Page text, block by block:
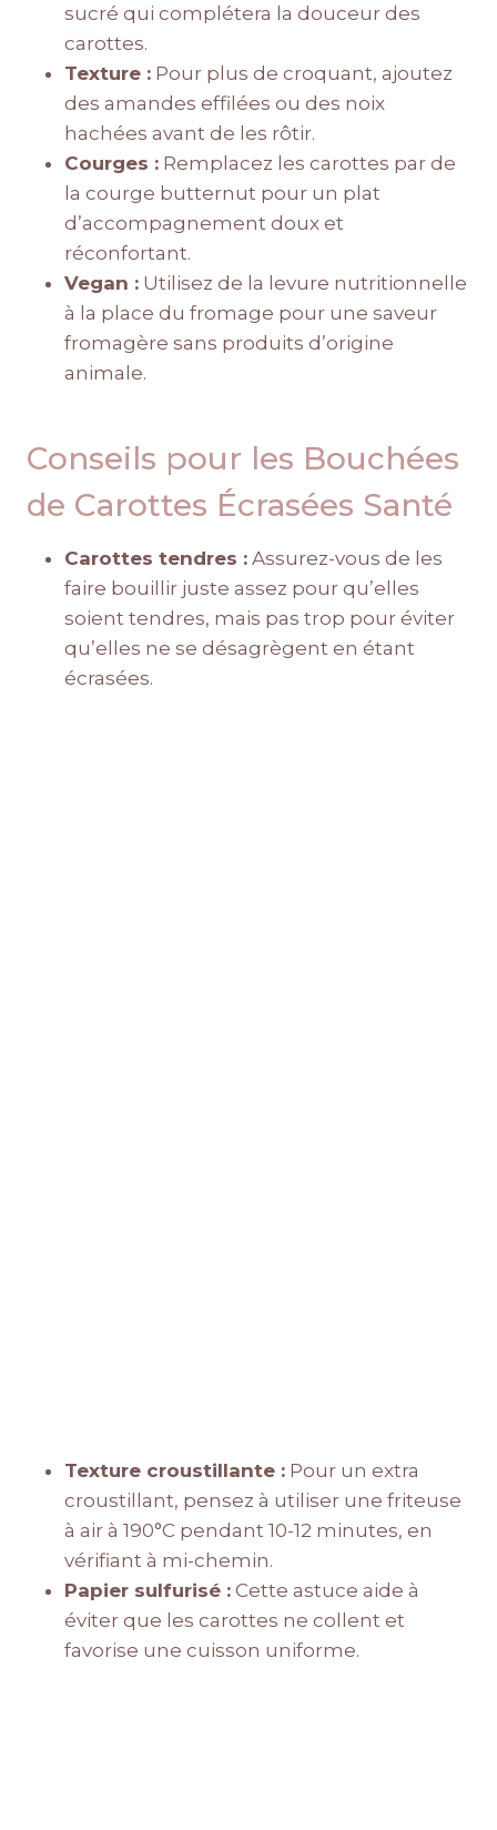
sucré qui complétera la douceur des
carottes.
Texture : Pour plus de croquant, ajoutez
des amandes effilées ou des noix
hachées avant de les rôtir.
Courges : Remplacez les carottes par de
la courge butternut pour un plat
d’accompagnement doux et
réconfortant.
Vegan : Utilisez de la levure nutritionnelle
à la place du fromage pour une saveur
fromagère sans produits d’origine
animale.
Conseils pour les Bouchées
de Carottes Écrasées Santé
Carottes tendres : Assurez-vous de les
faire bouillir juste assez pour qu’elles
soient tendres, mais pas trop pour éviter
qu’elles ne se désagrègent en étant
écrasées.
Texture croustillante : Pour un extra
croustillant, pensez à utiliser une friteuse
à air à 190°C pendant 10-12 minutes, en
vérifiant à mi-chemin.
Papier sulfurisé : Cette astuce aide à
éviter que les carottes ne collent et
favorise une cuisson uniforme.